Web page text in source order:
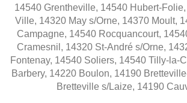
14540 Grentheville, 14540 Hubert-
Ville, 14320 May s/Orne, 14370 Moult,
Campagne, 14540 Rocquancourt,
Cramesnil, 14320 St-André s/Orne,
Fontenay, 14540 Soliers, 14540 Tilly-la-
Barbery, 14220 Boulon, 14190
Bretteville s/Laize, 14190